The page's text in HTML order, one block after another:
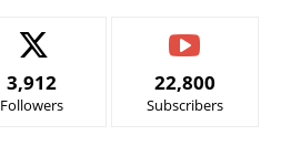
3,912
Followers
22,800
Subscribers